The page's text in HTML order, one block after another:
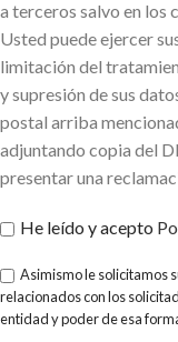
a terceros salvo en los
Usted puede ejercer
limitación del
y supresión de sus
postal arriba
adjuntando copia del
presentar una
He leído y acepto
Asimismo le solicitamos
relacionados con los
entidad y poder de esa